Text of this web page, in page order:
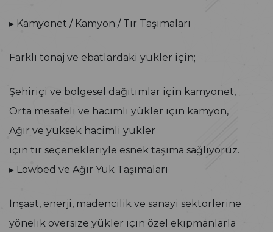
▸ Kamyonet / Kamyon / Tır Taşımaları
Farklı tonaj ve ebatlardaki yükler için;
Şehiriçi ve bölgesel dağıtımlar için kamyonet,
Orta mesafeli ve hacimli yükler için kamyon,
Ağır ve yüksek hacimli yükler
için tır seçenekleriyle esnek taşıma sağlıyoruz.
▸ Lowbed ve Ağır Yük Taşımaları
İnşaat, enerji, madencilik ve sanayi sektörlerine
yönelik oversize yükler için özel ekipmanlarla